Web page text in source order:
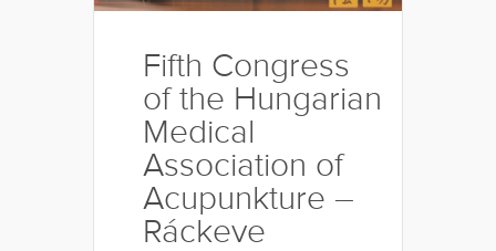
Fifth Congress
of the Hungarian
Medical
Association of
Acupunkture –
Ráckeve